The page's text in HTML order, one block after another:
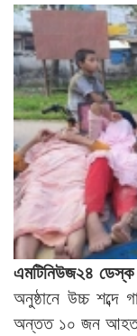
এমটিনিউজ২৪
অনুষ্ঠানে উচ্চ শব্দে
অন্তত ১০ জন আহত